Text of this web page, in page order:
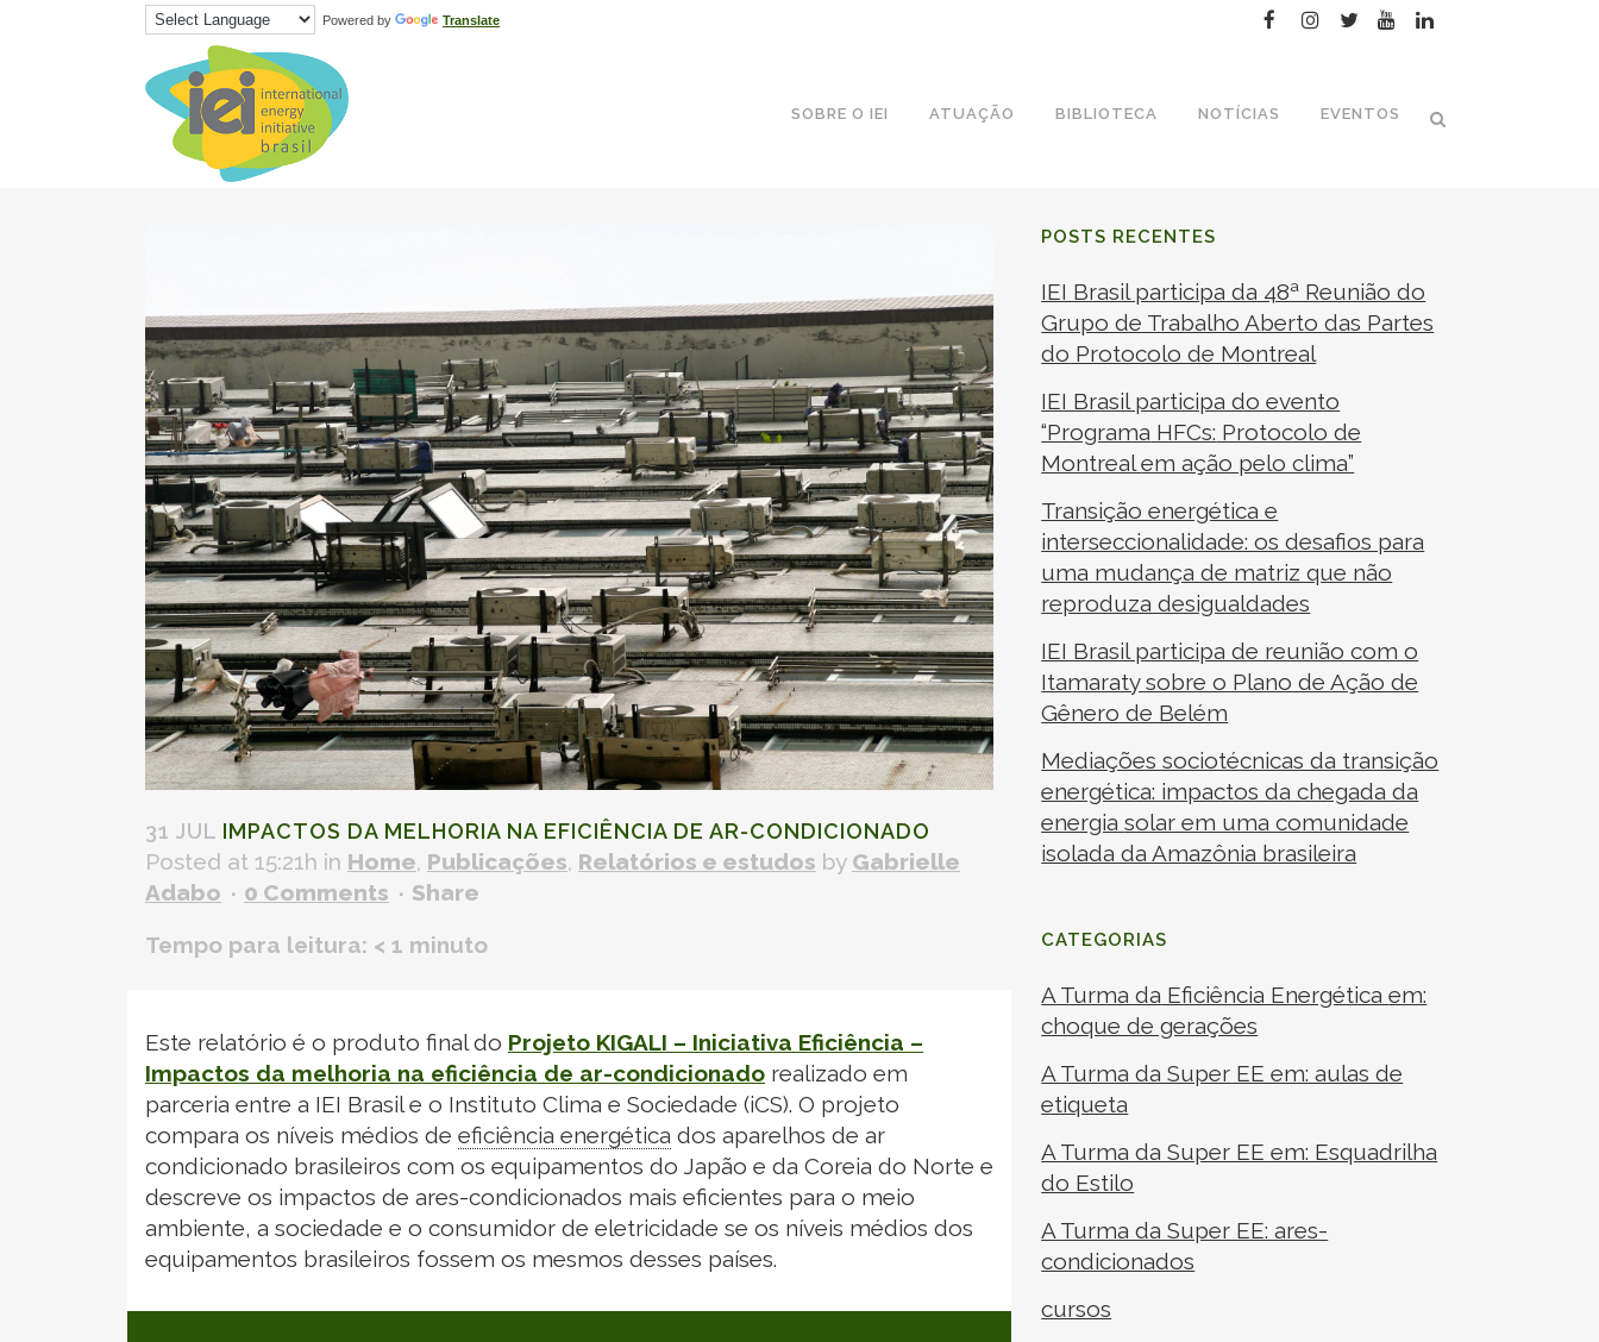
Powered by Translate
SOBRE O IEI ATUAÇÃO BIBLIOTECA NOTÍCIAS EVENTOS
31 JUL IMPACTOS DA MELHORIA NA EFICIÊNCIA DE AR-CONDICIONADO
Posted at 15:21h in Home, Publicações, Relatórios e estudos by Gabrielle
Adabo
0 Comments
Share
Tempo para leitura: < 1 minuto
Este relatório é o produto final do Projeto KIGALI – Iniciativa Eficiência –
Impactos da melhoria na eficiência de ar-condicionado realizado em
parceria entre a IEI Brasil e o Instituto Clima e Sociedade (iCS). O projeto
compara os níveis médios de eficiência energética dos aparelhos de ar
condicionado brasileiros com os equipamentos do Japão e da Coreia do Norte e
descreve os impactos de ares-condicionados mais eficientes para o meio
ambiente, a sociedade e o consumidor de eletricidade se os níveis médios dos
equipamentos brasileiros fossem os mesmos desses países.
POSTS RECENTES
IEI Brasil participa da 48ª Reunião do
Grupo de Trabalho Aberto das Partes
do Protocolo de Montreal
IEI Brasil participa do evento
“Programa HFCs: Protocolo de
Montrealem ação pelo clima”
Transição energética e
interseccionalidade: os desafios para
uma mudança de matriz que não
reproduza desigualdades
IEI Brasil participa de reunião com o
Itamaraty sobre o Plano de Ação de
Gênero de Belém
Mediações sociotécnicas da transição
energética: impactos da chegada da
energiasolar em uma comunidade
isolada da Amazônia brasileira
CATEGORIAS
A Turma da Eficiência Energéticaem:
choque de gerações
A Turma da Super EE em: aulas de
etiqueta
A Turma da Super EE em: Esquadrilha
do Estilo
A Turma da Super EE: ares-
condicionados
cursos